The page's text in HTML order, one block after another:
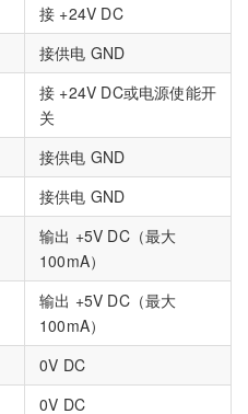
接 +24V DC
接供电 GND
接 +24V DC或电源使能开
关
接供电 GND
接供电 GND
输出 +5V DC（最大
100mA）
输出 +5V DC（最大
100mA）
0V DC
0V DC